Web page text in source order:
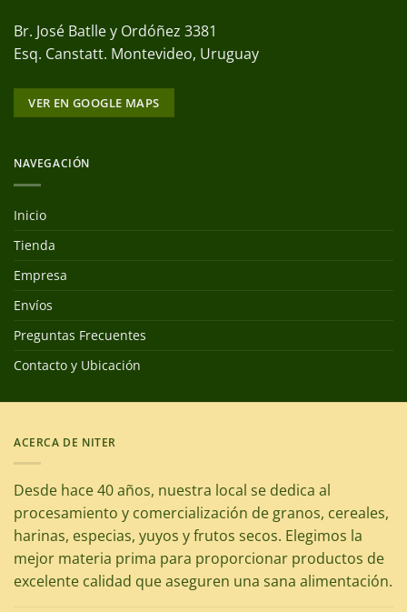
Br. José Batlle y Ordóñez 3381
Esq. Canstatt. Montevideo, Uruguay
VER EN GOOGLE MAPS
NAVEGACIÓN
Inicio
Tienda
Empresa
Envíos
Preguntas Frecuentes
Contacto y Ubicación
ACERCA DE NITER
Desde hace 40 años, nuestra local se dedica al
procesamiento y comercialización de granos, cereales,
harinas, especias, yuyos y frutos secos. Elegimos la
mejor materia prima para proporcionar productos de
excelente calidad que aseguren una sana alimentación.